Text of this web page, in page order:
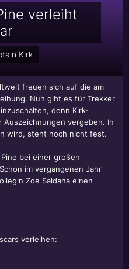
verleiht
Kirk
freuen sich auf die am
Nun gibt es für Trekker
denn Kirk-
Auszeichnungen vergeben. In
wird, steht noch nicht fest.
bei einer großen
im vergangenen Jahr
Zoe Saldana einen
verleihen: